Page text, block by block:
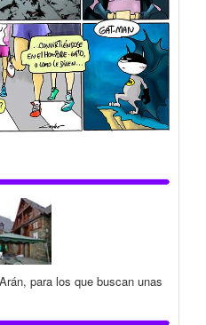
para los que buscan unas